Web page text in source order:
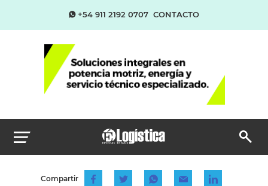
+54 911 2192 0707 CONTACTO
Compartir